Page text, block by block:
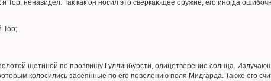
Тор, ненавидел. Так как он носил это сверкающее оружие, его иногда
Тор;
щетиной по прозвищу Гуллинбурсти, олицетворение солнца.
колосились засеянные по его повелению поля Мидгарда. Также его